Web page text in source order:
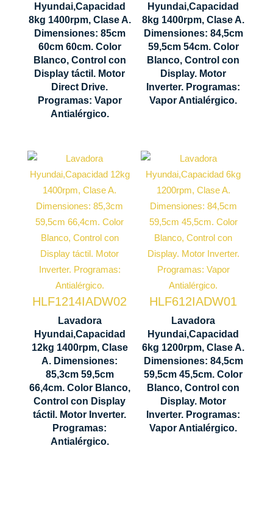
Hyundai,Capacidad
8kg 1400rpm, Clase A.
Dimensiones: 85cm
60cm 60cm. Color
Blanco, Control con
Display táctil. Motor
Direct Drive.
Programas: Vapor
Antialérgico.
Control
Display
LED táctil
850 x 600 x
600 mm
Hyundai,Capacidad
8kg 1400rpm, Clase A.
Dimensiones: 84,5cm
59,5cm 54cm. Color
Blanco, Control con
Display. Motor
Inverter. Programas:
Vapor Antialérgico.
Control
Display
LED
845 x 595 x
540 mm
HLF1214IADW02
Lavadora
Hyundai,Capacidad
12kg 1400rpm, Clase
A. Dimensiones:
85,3cm 59,5cm
66,4cm. Color Blanco,
Control con Display
táctil. Motor Inverter.
Programas:
Antialérgico.
Capacidad
carga 12 kg
Centrifugado
1400 rpm
Motor
Inverter
Control
Display
LED táctil
853 x 595 x
664 mm
HLF612IADW01
Lavadora
Hyundai,Capacidad
6kg 1200rpm, Clase A.
Dimensiones: 84,5cm
59,5cm 45,5cm. Color
Blanco, Control con
Display. Motor
Inverter. Programas:
Vapor Antialérgico.
Capacidad
carga 6 kg
Centrifugado
1200 rpm
Motor
Inverter
Control
Display
LED
845 x 595 x
455 mm